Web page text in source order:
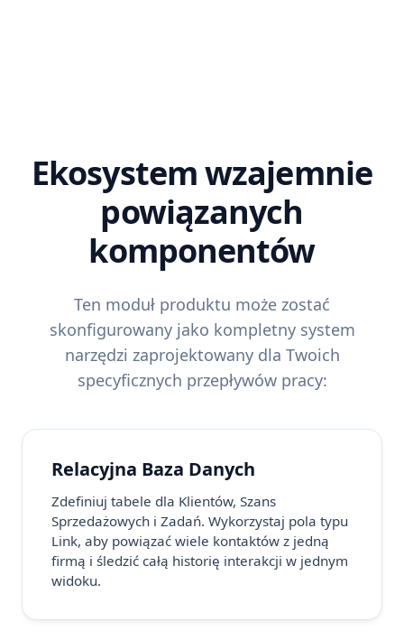
Ekosystem wzajemnie
powiązanych
komponentów
Ten moduł produktu może zostać
skonfigurowany jako kompletny system
narzędzi zaprojektowany dla Twoich
specyficznych przepływów pracy:
Relacyjna Baza Danych
Zdefiniuj tabele dla Klientów, Szans
Sprzedażowych i Zadań. Wykorzystaj pola typu
Link, aby powiązać wiele kontaktów z jedną
firmą i śledzić całą historię interakcji w jednym
widoku.